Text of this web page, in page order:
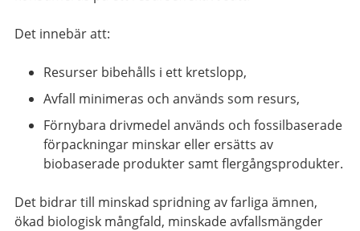
Det innebär att:
Resurser bibehålls i ett kretslopp,
Avfall minimeras och används som resurs,
Förnybara drivmedel används och fossilbaserade
förpackningar minskar eller ersätts av
biobaserade produkter samt flergångsprodukter.
Det bidrar till minskad spridning av farliga ämnen,
ökad biologisk mångfald, minskade avfallsmängder